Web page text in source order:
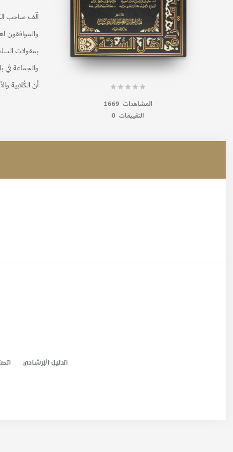
المشاهدات 1669
التقييمات 0
ألّف صاحب
والموافقون
بمقولات
والجماعة في
أن الكُلابية
الدليل الإرشادي